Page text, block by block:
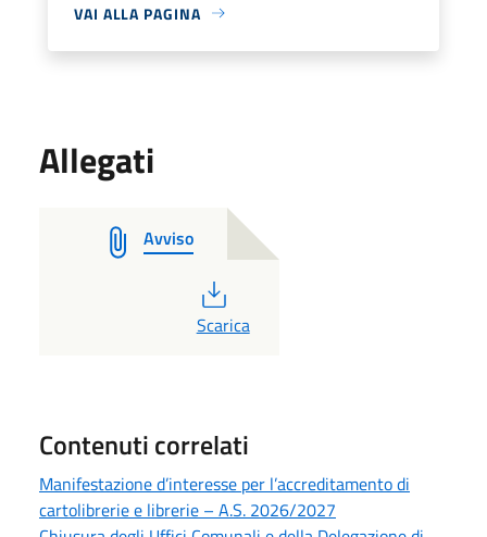
VAI ALLA PAGINA
Allegati
Avviso
PDF
Scarica
Contenuti correlati
Manifestazione d’interesse per l’accreditamento di
cartolibrerie e librerie – A.S. 2026/2027